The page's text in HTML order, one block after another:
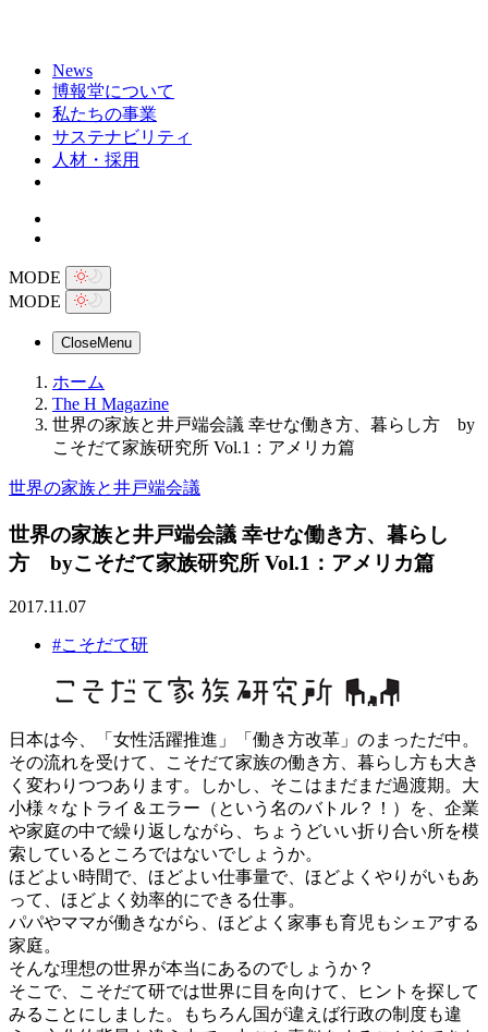
News
博報堂について
私たちの事業
サステナビリティ
人材・採用
MODE
MODE
CloseMenu
ホーム
The H Magazine
世界の家族と井戸端会議 幸せな働き方、暮らし方 by
こそだて家族研究所 Vol.1：アメリカ篇
世界の家族と井戸端会議
世界の家族と井戸端会議 幸せな働き方、暮らし
方 byこそだて家族研究所 Vol.1：アメリカ篇
2017.11.07
#こそだて研
日本は今、「女性活躍推進」「働き方改革」のまっただ中。
その流れを受けて、こそだて家族の働き方、暮らし方も大き
く変わりつつあります。しかし、そこはまだまだ過渡期。大
小様々なトライ＆エラー（という名のバトル？！）を、企業
や家庭の中で繰り返しながら、ちょうどいい折り合い所を模
索しているところではないでしょうか。
ほどよい時間で、ほどよい仕事量で、ほどよくやりがいもあ
って、ほどよく効率的にできる仕事。
パパやママが働きながら、ほどよく家事も育児もシェアする
家庭。
そんな理想の世界が本当にあるのでしょうか？
そこで、こそだて研では世界に目を向けて、ヒントを探して
みることにしました。もちろん国が違えば行政の制度も違